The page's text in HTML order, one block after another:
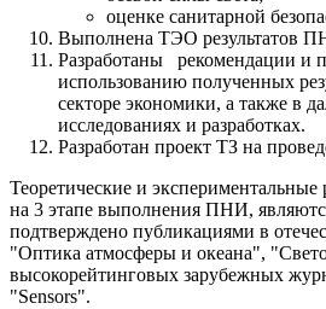
оценке санитарной
Выполнена ТЭО результатов
Разработаны рекомендации и
использованию полученных
секторе экономики, а также в
исследованиях и разработках.
Разработан проект ТЗ на
Теоретические и экспериментальные
на 3 этапе выполнения ПНИ,
подтверждено публикациями в
"Оптика атмосферы и океана",
высокорейтинговых зарубежных
"Sensors".